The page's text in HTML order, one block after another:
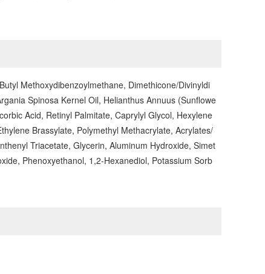
Methoxydibenzoylmethane, Dimethicone/Divinyldi
Spinosa Kernel Oil, Helianthus Annuus (Sunflowe
Acid, Retinyl Palmitate, Caprylyl Glycol, Hexylene
Brassylate, Polymethyl Methacrylate, Acrylates/
Triacetate, Glycerin, Aluminum Hydroxide, Simet
Phenoxyethanol, 1,2-Hexanediol, Potassium Sorb